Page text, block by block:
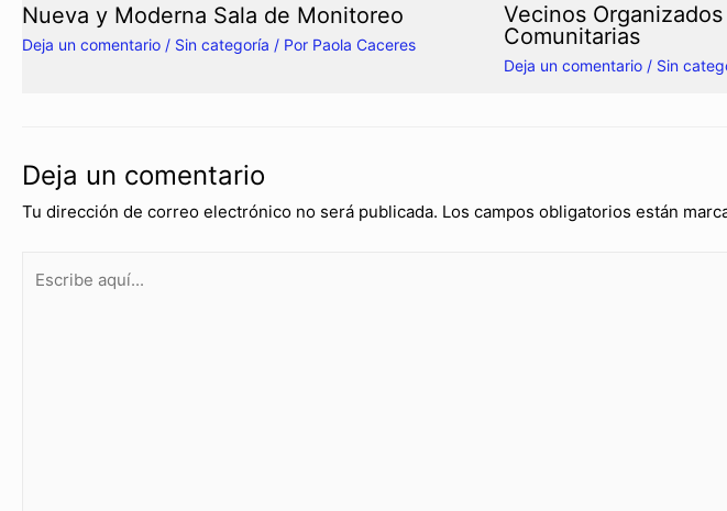
Nueva y Moderna Sala de Monitoreo
Deja un comentario / Sin categoría / Por Paola Caceres
Vecinos
Comunitarias
Deja un comentario / Sin
Deja un comentario
Tu dirección de correo electrónico no será publicada. Los campos obligatorios están